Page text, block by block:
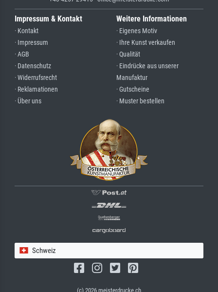
Impressum & Kontakt
· Kontakt
· Impressum
· AGB
· Datenschutz
· Widerrufsrecht
· Reklamationen
· Über uns
Weitere Informationen
· Eigenes Motiv
· Ihre Kunst verkaufen
· Qualität
· Eindrücke aus unserer
Manufaktur
· Gutscheine
· Muster bestellen
Schweiz
(c) 2026 meisterdrucke.ch